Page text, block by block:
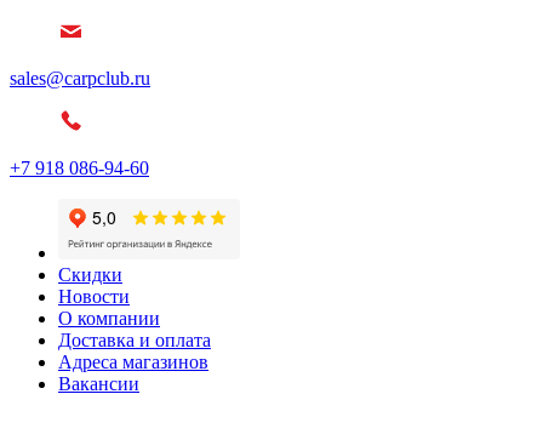
sales@carpclub.ru
+7 918 086-94-60
Скидки
Новости
О компании
Доставка и оплата
Адреса магазинов
Вакансии